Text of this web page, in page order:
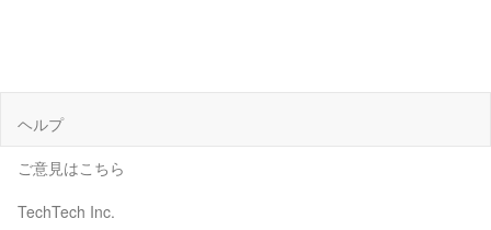
ヘルプ
ご意見はこちら
TechTech Inc.